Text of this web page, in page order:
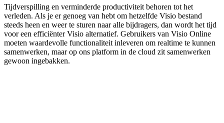
Tijdverspilling en verminderde productiviteit behoren tot het
verleden. Als je er genoeg van hebt om hetzelfde Visio bestand
steeds heen en weer te sturen naar alle bijdragers, dan wordt het tijd
voor een efficiënter Visio alternatief. Gebruikers van Visio Online
moeten waardevolle functionaliteit inleveren om realtime te kunnen
samenwerken, maar op ons platform in de cloud zit samenwerken
gewoon ingebakken.